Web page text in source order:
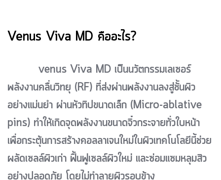
Venus Viva MD คืออะไร?
venus Viva MD เป็นนวัตกรรมเลเซอร์
พลังงานคลื่นวิทยุ (RF) ที่ส่งผ่านพลังงานลงสู่ชั้นผิว
อย่างแม่นยำ ผ่านหัวทิปขนาดเล็ก (Micro-ablative
pins) ทำให้เกิดจุดพลังงานขนาดจิ๋วกระจายทั่วใบหน้า
เพื่อกระตุ้นการสร้างคอลลาเจนใหม่ในผิวเทคโนโลยีนี้ช่วย
ผลัดเซลล์ผิวเก่า ฟื้นฟูเซลล์ผิวใหม่ และซ่อมแซมหลุมสิว
อย่างปลอดภัย โดยไม่ทำลายผิวรอบข้าง